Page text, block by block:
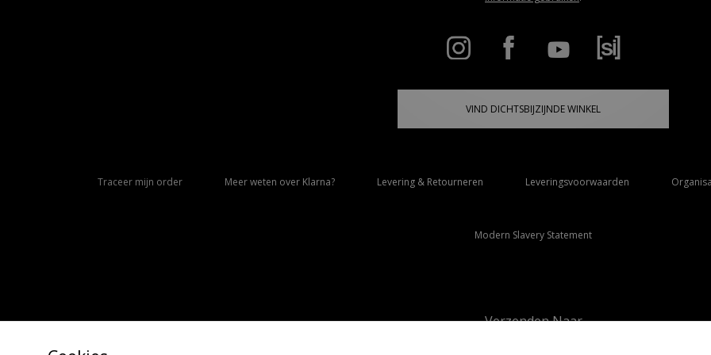
VIND DICHTSBIJZIJNDE WINKEL
Traceer mijn order Meer weten over Klarna? Levering & Retourneren Leveringsvoorwaarden
Modern Slavery Statement
Verzenden Naar